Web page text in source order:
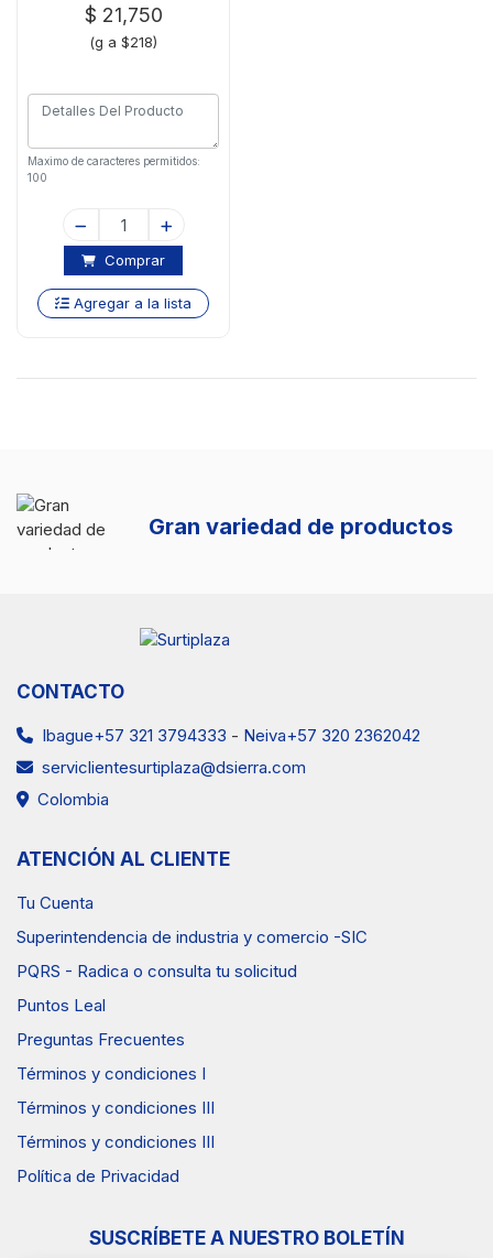
$ 21,750
(g a $218)
Maximo de caracteres permitidos:
100
Comprar
Agregar a la lista
Gran variedad de productos
CONTACTO
Ibague+57 321 3794333 - Neiva+57 320 2362042
serviclientesurtiplaza@dsierra.com
Colombia
ATENCIÓN AL CLIENTE
Tu Cuenta
Superintendencia de industria y comercio -SIC
PQRS - Radica o consulta tu solicitud
Puntos Leal
Preguntas Frecuentes
Términos y condiciones I
Términos y condiciones III
Términos y condiciones III
Política de Privacidad
SUSCRÍBETE A NUESTRO BOLETÍN